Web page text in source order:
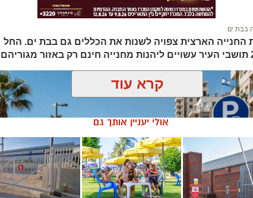
בבת ים
החנייה הארצית צפויה לשנות את הכללים גם בבת ים. החל
קרא עוד
אולי יעניין אותך גם